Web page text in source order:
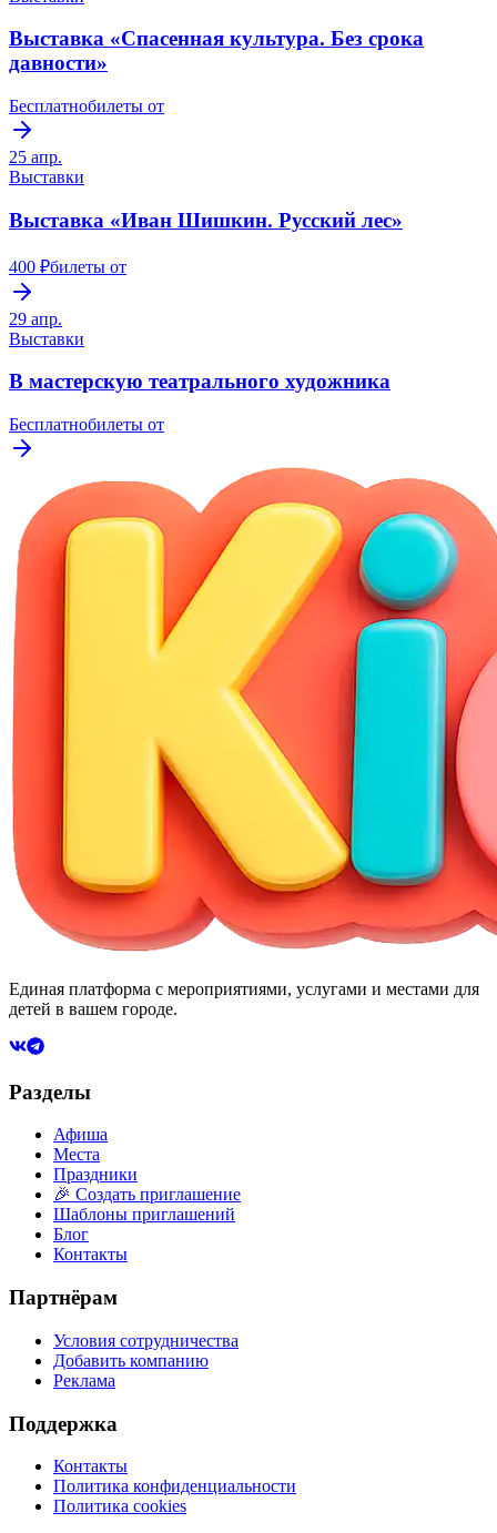
Выставка «Спасенная культура. Без срока
давности»
Бесплатнобилеты от
25 апр.
Выставки
Выставка «Иван Шишкин. Русский лес»
400 ₽билеты от
29 апр.
Выставки
В мастерскую театрального художника
Бесплатнобилеты от
Единая платформа с мероприятиями, услугами и местами для
детей в вашем городе.
Разделы
Афиша
Места
Праздники
🎉 Создать приглашение
Шаблоны приглашений
Блог
Контакты
Партнёрам
Условия сотрудничества
Добавить компанию
Реклама
Поддержка
Контакты
Политика конфиденциальности
Политика cookies